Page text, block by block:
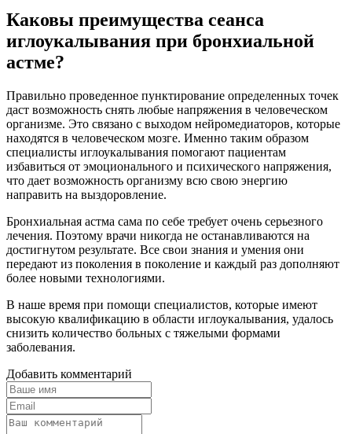
Каковы преимущества сеанса
иглоукалывания при бронхиальной
астме?
Правильно проведенное пунктирование определенных точек
даст возможность снять любые напряжения в человеческом
организме. Это связано с выходом нейромедиаторов, которые
находятся в человеческом мозге. Именно таким образом
специалисты иглоукалывания помогают пациентам
избавиться от эмоционального и психического напряжения,
что дает возможность организму всю свою энергию
направить на выздоровление.
Бронхиальная астма сама по себе требует очень серьезного
лечения. Поэтому врачи никогда не останавливаются на
достигнутом результате. Все свои знания и умения они
передают из поколения в поколение и каждый раз дополняют
более новыми технологиями.
В наше время при помощи специалистов, которые имеют
высокую квалификацию в области иглоукалывания, удалось
снизить количество больных с тяжелыми формами
заболевания.
Добавить комментарий